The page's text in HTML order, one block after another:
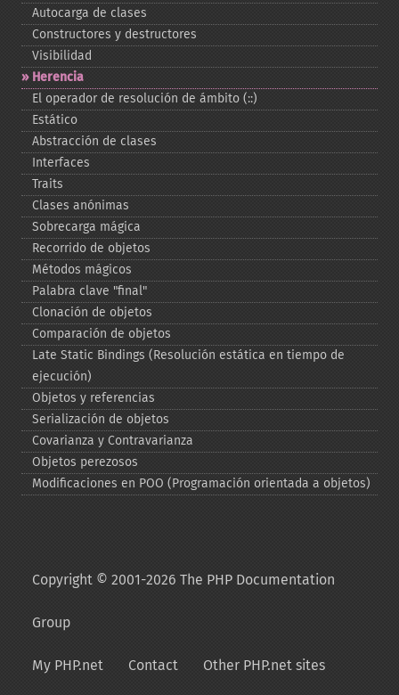
Autocarga de clases
Constructores y destructores
Visibilidad
Herencia
El operador de resolución de ámbito (::)
Estático
Abstracción de clases
Interfaces
Traits
Clases anónimas
Sobrecarga mágica
Recorrido de objetos
Métodos mágicos
Palabra clave "final"
Clonación de objetos
Comparación de objetos
Late Static Bindings (Resolución estática en tiempo de
ejecución)
Objetos y referencias
Serialización de objetos
Covarianza y Contravarianza
Objetos perezosos
Modificaciones en POO (Programación orientada a objetos)
Copyright © 2001-2026 The PHP Documentation
Group
My PHP.net Contact Other PHP.net sites